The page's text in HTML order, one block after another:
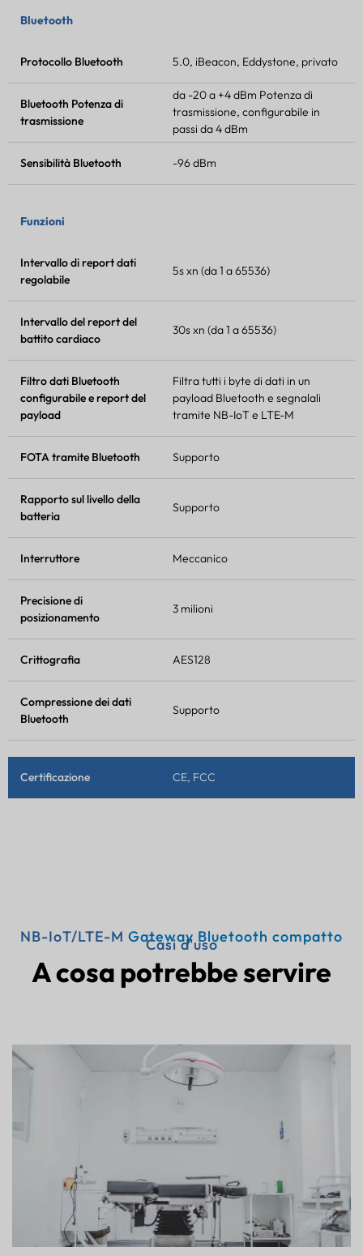
Bluetooth
Protocollo Bluetooth 5.0, iBeacon, Eddystone, privato
Bluetooth Potenza di
trasmissione
da -20 a +4 dBm Potenza di
trasmissione, configurabile in
passi da 4 dBm
Sensibilità Bluetooth -96 dBm
Funzioni
Intervallo di report dati
regolabile
5s xn (da 1 a 65536)
Intervallo del report del
battito cardiaco
30s xn (da 1 a 65536)
Filtro dati Bluetooth
configurabile e report del
payload
Filtra tutti i byte di dati in un
payload Bluetooth e segnalali
tramite NB-IoT e LTE-M
FOTAtramite Bluetooth Supporto
Rapporto sul livello della
batteria
Supporto
Interruttore Meccanico
Precisione di
posizionamento
3 milioni
Crittografia AES128
Compressione dei dati
Bluetooth
Supporto
Certificazione CE, FCC
NB-IoT/LTE-M Gateway Bluetooth compatto
Casi d'uso
A cosa potrebbe servire